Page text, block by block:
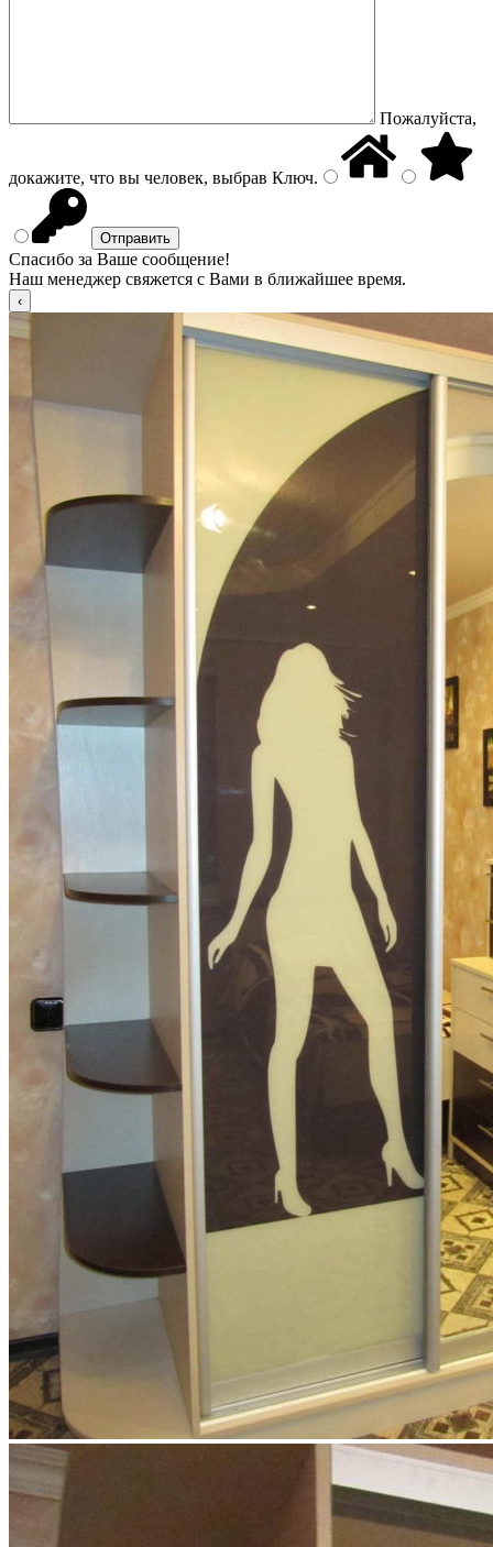
Пожалуйста,
докажите, что вы человек, выбрав Ключ.
Спасибо за Ваше сообщение!
Наш менеджер свяжется с Вами в ближайшее время.